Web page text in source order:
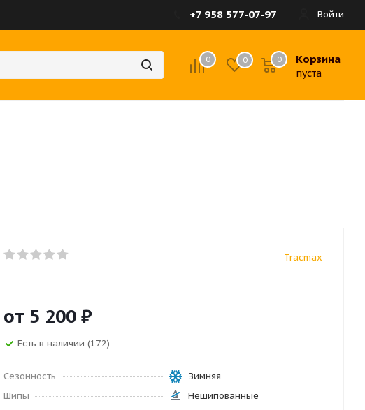
Войти
+7 958 577-07-97
0 0 Корзина
пуста
0
Tracmax
от 5 200 ₽
Есть в наличии (172)
Сезонность
Зимняя
Шипы
Нешипованные